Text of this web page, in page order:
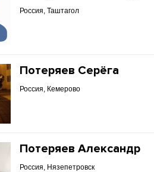
Россия, Таштагол
Потеряев Серёга
Россия, Кемерово
Потеряев Александр
Россия, Нязепетровск